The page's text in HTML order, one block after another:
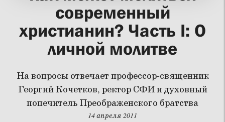
современный
христианин? Часть I: О
личной молитве
На вопросы отвечает профессор-священник
Георгий Кочетков, ректор СФИ и духовный
попечитель Преображенского братства
14 апреля 2011